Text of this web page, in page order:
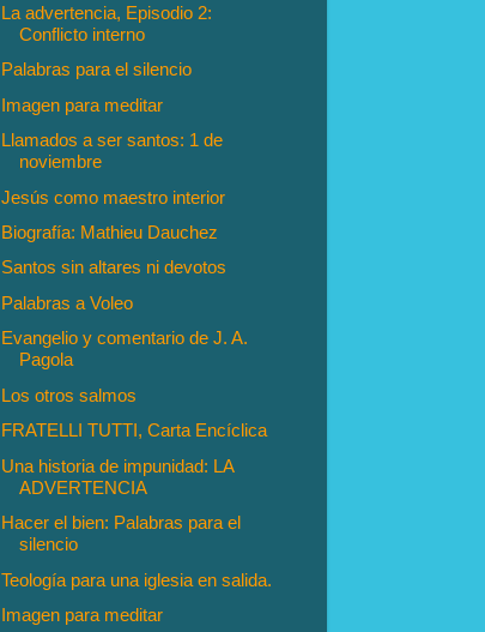
La advertencia, Episodio 2:
Conflicto interno
Palabras para el silencio
Imagen para meditar
Llamados a ser santos: 1 de
noviembre
Jesús como maestro interior
Biografía: Mathieu Dauchez
Santos sin altares ni devotos
Palabras a Voleo
Evangelio y comentario de J. A.
Pagola
Los otros salmos
FRATELLI TUTTI, Carta Encíclica
Una historia de impunidad: LA
ADVERTENCIA
Hacer el bien: Palabras para el
silencio
Teología para una iglesia en salida.
Imagen para meditar